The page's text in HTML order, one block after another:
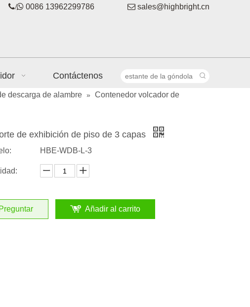
/ 0086 13962299786  sales@highbright.cn
Contáctenos
descarga de alambre »
Contenedor volcador de
de exhibición de piso de 3 capas
HBE-WDB-L-3
Preguntar Añadir al carrito